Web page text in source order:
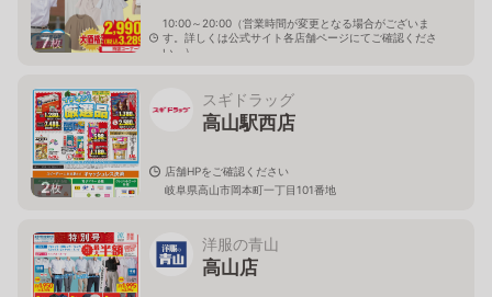
7枚
10:00～20:00（営業時間が変更となる場合がございま
す。詳しくは公式サイト各店舗ページにてご確認くださ
い。）
2枚
スギドラッグ
高山駅西店
店舗HPをご確認ください
岐阜県高山市岡本町一丁目101番地
洋服の青山
高山店